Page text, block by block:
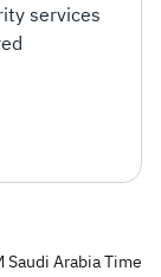
services
Saudi Arabia Time